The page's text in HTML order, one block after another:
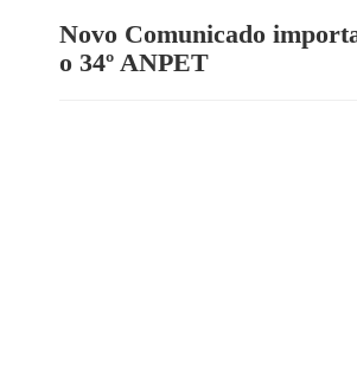
Novo Comunicado
o 34º ANPET